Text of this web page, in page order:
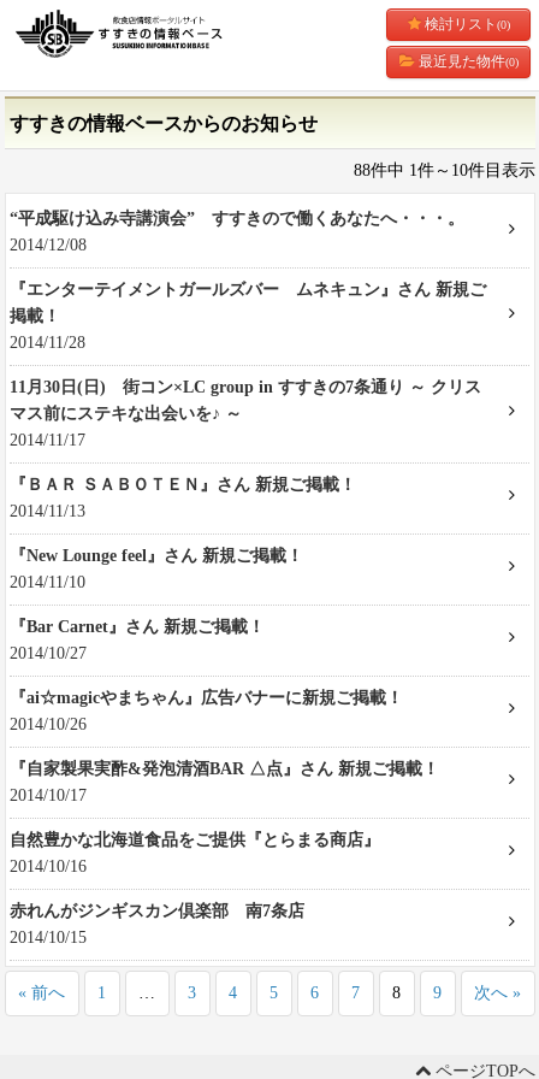
検討リスト (0)
最近見た物件(0)
すすきの情報ベースからのお知らせ
88件中 1件～10件目表示
“平成駆け込み寺講演会” すすきので働くあなたへ・・・。
2014/12/08
『エンターテイメントガールズバー ムネキュン』さん 新規ご
掲載！
2014/11/28
11月30日(日) 街コン×LC group in すすきの7条通り ～ クリス
マス前にステキな出会いを♪ ～
2014/11/17
『ＢＡＲ ＳＡＢＯＴＥＮ』さん 新規ご掲載！
2014/11/13
『New Lounge feel』さん 新規ご掲載！
2014/11/10
『Bar Carnet』さん 新規ご掲載！
2014/10/27
『ai☆magicやまちゃん』広告バナーに新規ご掲載！
2014/10/26
『自家製果実酢&発泡清酒BAR △点』さん 新規ご掲載！
2014/10/17
自然豊かな北海道食品をご提供『とらまる商店』
2014/10/16
赤れんがジンギスカン倶楽部 南7条店
2014/10/15
« 前へ 1 … 3 4 5 6 7 8 9 次へ »
ページTOPへ